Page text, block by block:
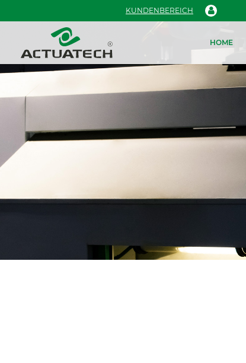
KUNDENBEREICH
HOME